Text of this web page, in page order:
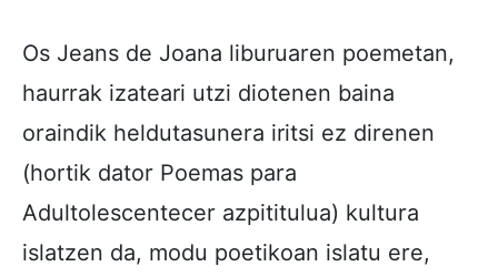
Os Jeans de Joana liburuaren poemetan,
haurrak izateari utzi diotenen baina
oraindik heldutasunera iritsi ez direnen
(hortik dator Poemas para
Adultolescentecer azpititulua) kultura
islatzen da, modu poetikoan islatu ere,